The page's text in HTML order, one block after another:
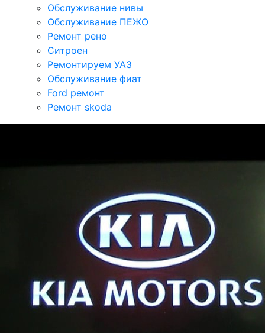
Обслуживание нивы
Обслуживание ПЕЖО
Ремонт рено
Ситроен
Ремонтируем УАЗ
Обслуживание фиат
Ford ремонт
Ремонт skoda